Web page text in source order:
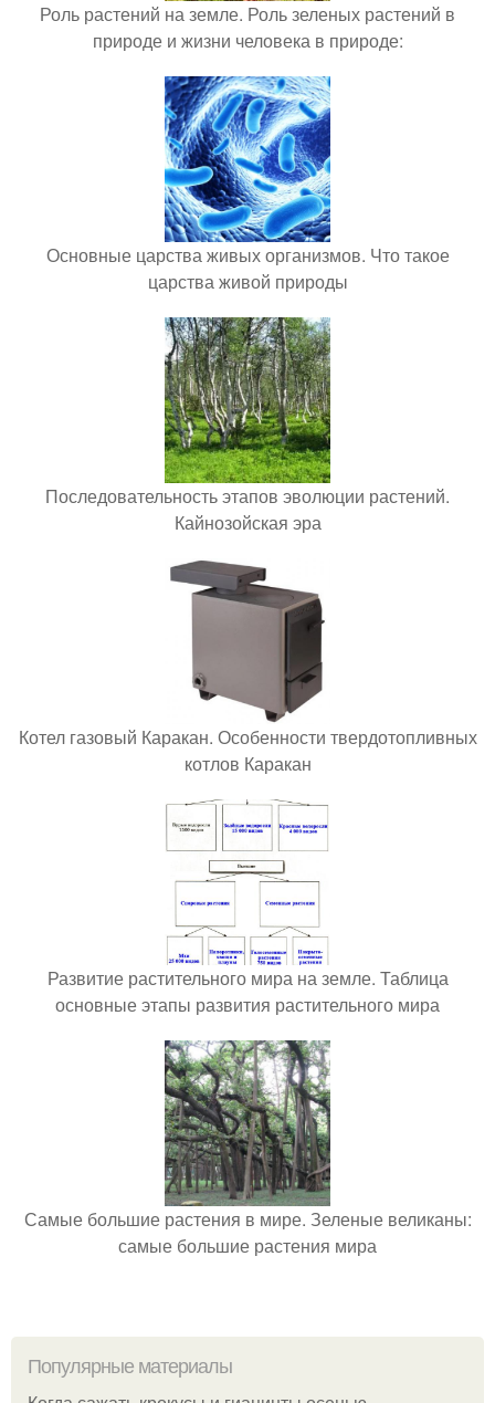
Роль растений на земле. Роль зеленых растений в
природе и жизни человека в природе:
Основные царства живых организмов. Что такое
царства живой природы
Последовательность этапов эволюции растений.
Кайнозойская эра
Котел газовый Каракан. Особенности твердотопливных
котлов Каракан
Развитие растительного мира на земле. Таблица
основные этапы развития растительного мира
Самые большие растения в мире. Зеленые великаны:
самые большие растения мира
Популярные материалы